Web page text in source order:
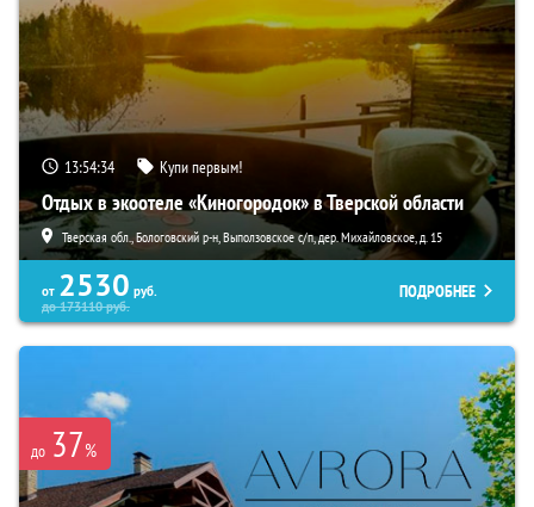
13:54:33 Купи первым!
Отдых в экоотеле «Киногородок» в Тверской области
Тверская обл., Бологовский р-н, Выползовское с/п, дер. Михайловское, д. 15
от 2530 руб.
до173110руб.
ПОДРОБНЕЕ
до 37%